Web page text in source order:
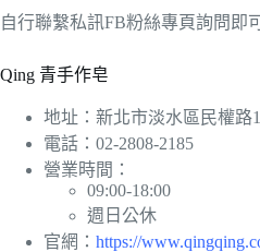
自行聯繫私訊FB粉絲專頁詢問即
Qing 青手作皂
地址：新北市淡水區民權路
電話：02-2808-2185
營業時間：
09:00-18:00
週日公休
官網： https://